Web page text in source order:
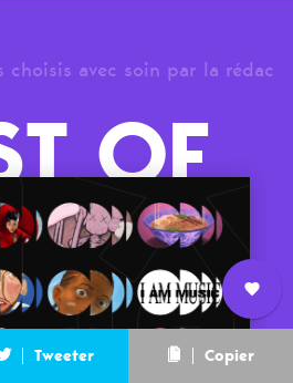
Newsletter
Tweeter Copier
choisis avec soin par la rédac
OF